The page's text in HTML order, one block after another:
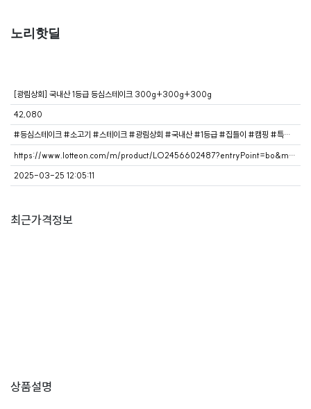
노리핫딜
[광림상회] 국내산 1등급 등심스테이크 300g+300g+300g
42,080
#등심스테이크 #소고기 #스테이크 #광림상회 #국내산 #1등급 #집들이 #캠핑 #특별한날 #고급스테이크
https://www.lotteon.com/m/product/LO2456602487?entryPoint=bo&mall_no=1&ch_no=100995&ch_dtl_no=1025316&ch_mem_no=290478653g9KV867e21d5e8b
2025-03-25 12:05:11
최근가격정보
상품설명